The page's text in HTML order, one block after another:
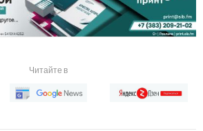
Читайте в